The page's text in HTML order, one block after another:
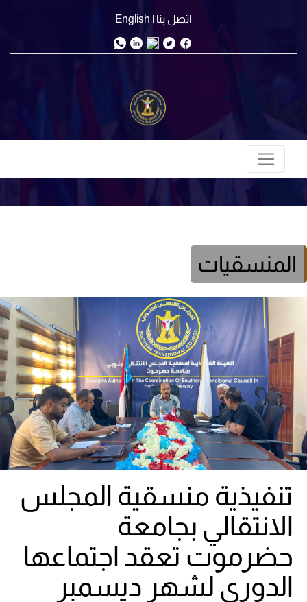
اتصل بنا | English
المنسقيات
تنفيذية منسقية المجلس
الانتقالي بجامعة
حضرموت تعقد اجتماعها
الدوري لشهر ديسمبر